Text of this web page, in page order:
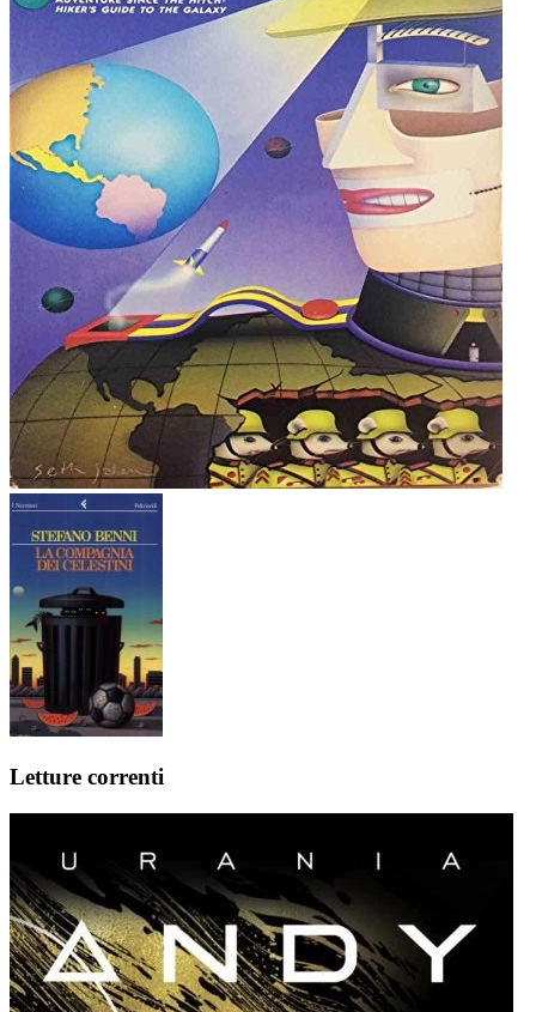
Letture correnti